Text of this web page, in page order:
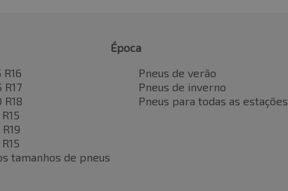
tamanhos de pneus
Época
Pneus de verão
Pneus de inverno
Pneus para todas as estações